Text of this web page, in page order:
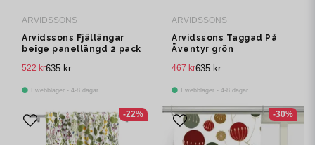
ARVIDSSONS
Arvidssons Fjällängar
beige panellängd 2 pack
635 kr
522 kr
I webblager - 4-8 dagar
ARVIDSSONS
Arvidssons Taggad På
Äventyr grön
635 kr
467 kr
I webblager - 4-8 dagar
-22% -30%